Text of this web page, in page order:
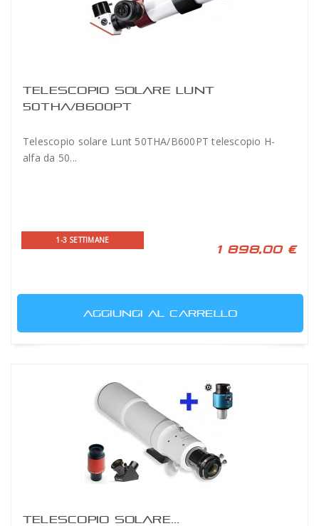
TELESCOPIO SOLARE LUNT
50THA/B600PT
Telescopio solare Lunt 50THA/B600PT telescopio H-
alfa da 50...
1-3 SETTIMANE
1 898,00 €
AGGIUNGI AL CARRELLO
TELESCOPIO SOLARE...